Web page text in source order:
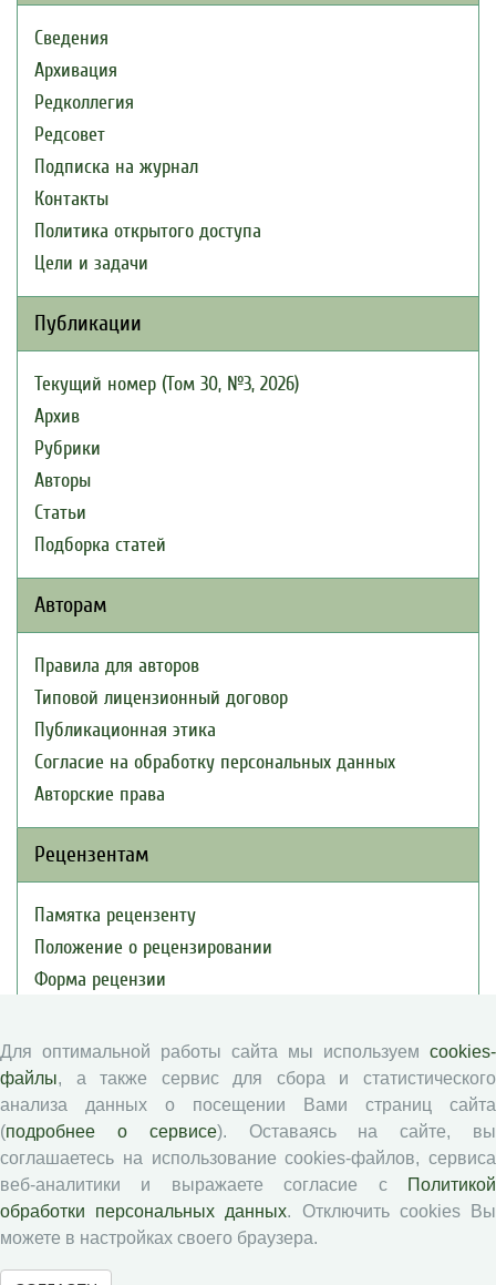
Сведения
Архивация
Редколлегия
Редсовет
Подписка на журнал
Контакты
Политика открытого доступа
Цели и задачи
Публикации
Текущий номер (Том 30, №3, 2026)
Архив
Рубрики
Авторы
Статьи
Подборка статей
Авторам
Правила для авторов
Типовой лицензионный договор
Публикационная этика
Согласие на обработку персональных данных
Авторские права
Рецензентам
Памятка рецензенту
Положение о рецензировании
Форма рецензии
Журналы ВолНЦ РАН
Экономические и социальные перемены
Проблемы развития территории
Вопросы территориального развития
Социальное пространство
Юный экономист
АгроЗооТехника
Для оптимальной работы сайта мы используем cookies-
файлы, а также сервис для сбора и статистического
анализа данных о посещении Вами страниц сайта
(подробнее о сервисе). Оставаясь на сайте, вы
соглашаетесь на использование cookies-файлов, сервиса
веб-аналитики и выражаете согласие с
Политикой
обработки персональных данных. Отключить cookies Вы
можете в настройках своего браузера.